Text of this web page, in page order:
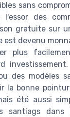
sans
l'essor des
gratuite sur
est devenu
plus
des modèles
la bonne
été aussi
santiags